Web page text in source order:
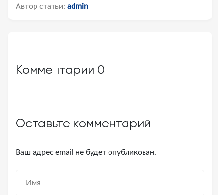
Автор статьи: admin
Комментарии 0
Оставьте комментарий
Ваш адрес email не будет опубликован.